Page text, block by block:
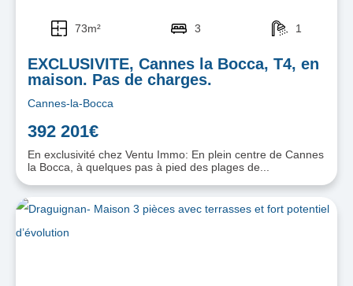
73m² 3 1
EXCLUSIVITE, Cannes la Bocca, T4, en
maison. Pas de charges.
Cannes-la-Bocca
392 201€
En exclusivité chez Ventu Immo: En plein centre de Cannes
la Bocca, à quelques pas à pied des plages de...